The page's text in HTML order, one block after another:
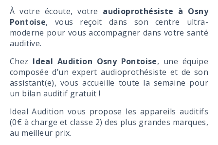
À votre écoute, votre audioprothésiste à Osny
Pontoise, vous reçoit dans son centre ultra-
moderne pour vous accompagner dans votre santé
auditive.
Chez Ideal Audition Osny Pontoise, une équipe
composée d’un expert audioprothésiste et de son
assistant(e), vous accueille toute la semaine pour
un bilan auditif gratuit !
Ideal Audition vous propose les appareils auditifs
(0€ à charge et classe 2) des plus grandes marques,
au meilleur prix.